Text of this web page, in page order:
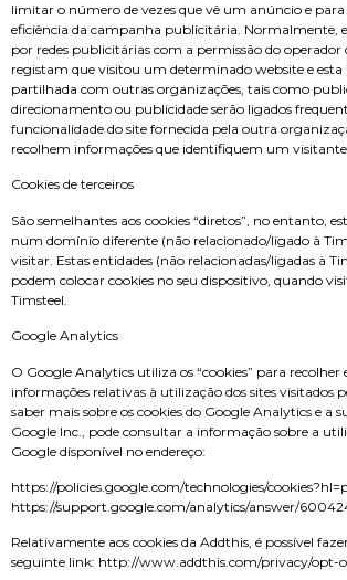
limitar o número de vezes que vê um anúncio e
eficiência da campanha publicitária. Normalmente,
por redes publicitárias com a permissão do operador
registam que visitou um determinado website e
partilhada com outras organizações, tais como
direcionamento ou publicidade serão ligados
funcionalidade do site fornecida pela outra
recolhem informações que identifiquem um
Cookies de terceiros
São semelhantes aos cookies “diretos”, no entanto,
num domínio diferente (não relacionado/ligado à
visitar. Estas entidades (não relacionadas/ligadas à
podem colocar cookies no seu dispositivo, quando
Timsteel.
Google Analytics
O Google Analytics utiliza os “cookies” para recolher
informações relativas à utilização dos sites visitados
saber mais sobre os cookies do Google Analytics e a
Google Inc., pode consultar a informação sobre a
Google disponível no endereço:
https://policies.google.com/technologies/
https://support.google.com/analytics/answer/
Relativamente aos cookies da Addthis, é possível
seguinte link: http://www.addthis.com/privacy/opt-